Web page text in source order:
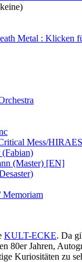
Mess/
(Fabian)
(Master) [EN]
Memoriam
KULT-ECKE. Da
80er Jahren,
Kuriositäten zu